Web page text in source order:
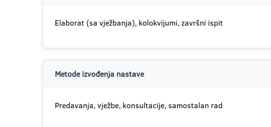
Elaborat (sa vježbanja), kolokvijumi, završni ispit
Metode izvođenja nastave
Predavanja, vježbe, konsultacije, samostalan rad